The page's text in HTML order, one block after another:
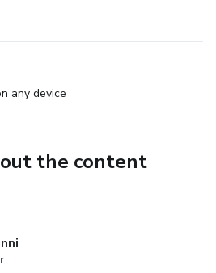
any device
the content